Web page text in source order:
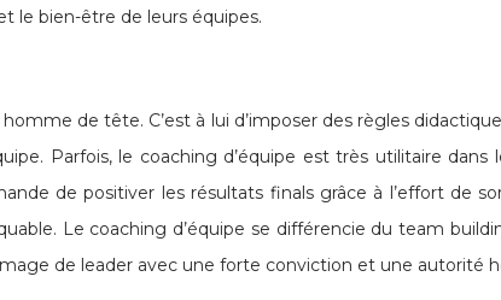
le bien-être de leurs équipes.
de tête. C’est à lui d’imposer des règles
Parfois, le coaching d’équipe est très utilitaire
de positiver les résultats finals grâce à l’effort de
Le coaching d’équipe se différencie du team
de leader avec une forte conviction et une autorité